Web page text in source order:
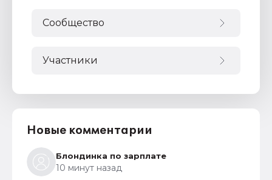
Сообщество
Участники
Новые комментарии
Блондинка по зарплате
10 минут назад